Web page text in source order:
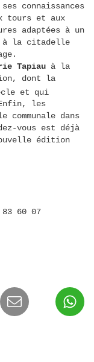
connaissances
tours et aux
adaptées à un
à la citadelle
Tapiau à la
dont la
et qui
les
dans
vous est déjà
édition
60 07